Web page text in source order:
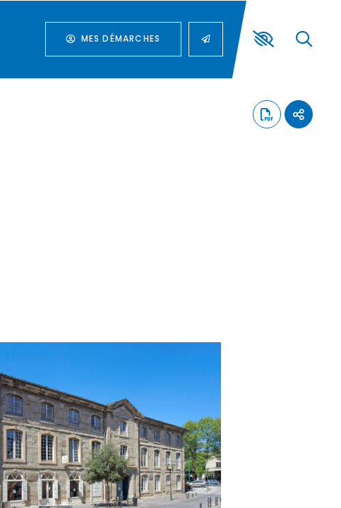
MES DÉMARCHES